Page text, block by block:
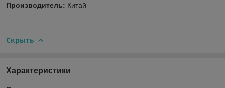
Производитель: Китай
Скрыть
Характеристики